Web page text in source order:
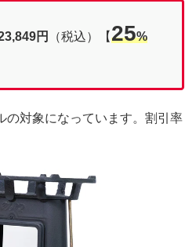
円 （税込）【25%
の対象になっています。割引率